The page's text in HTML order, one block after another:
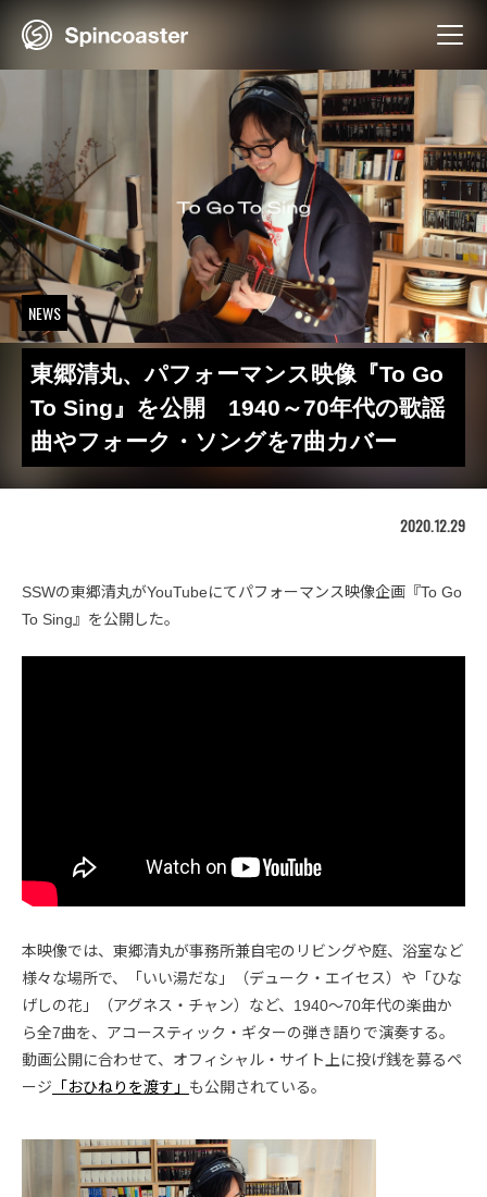
NEWS
東郷清丸、パフォーマンス映像『To Go
To Sing』を公開 1940～70年代の歌謡
曲やフォーク・ソングを7曲カバー
2020.12.29
SSWの東郷清丸がYouTubeにてパフォーマンス映像企画『To Go
To Sing』を公開した。
本映像では、東郷清丸が事務所兼自宅のリビングや庭、浴室など
様々な場所で、「いい湯だな」（デューク・エイセス）や「ひな
げしの花」（アグネス・チャン）など、1940～70年代の楽曲か
ら全7曲を、アコースティック・ギターの弾き語りで演奏する。
動画公開に合わせて、オフィシャル・サイト上に投げ銭を募るペ
ージ 「おひねりを渡す」 も公開されている。